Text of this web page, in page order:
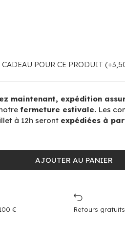
POUR CE PRODUIT
maintenant, expédition
fermeture estivale. Les
à 12h seront expédiées à
AJOUTER AU PANIER
€ Retours